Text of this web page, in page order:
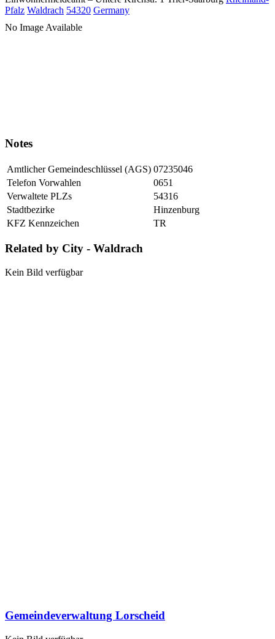
Pfalz Waldrach 54320 Germany
No Image Available
Notes
Amtlicher Gemeindeschlüssel (AGS) 07235046
Telefon Vorwahlen
0651
Verwaltete PLZs
54316
Stadtbezirke
Hinzenburg
KFZ Kennzeichen
TR
Related by City - Waldrach
Kein Bild verfügbar
Gemeindeverwaltung Lorscheid